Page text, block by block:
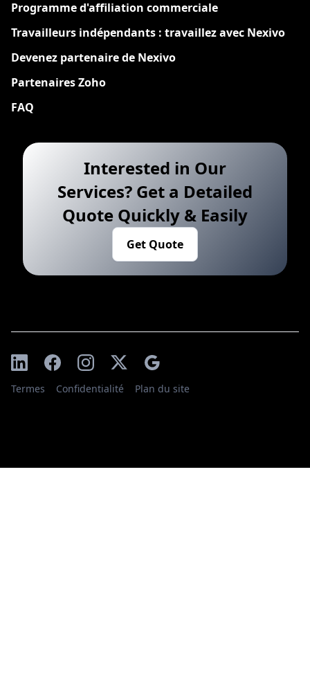
Programme d'affiliation commerciale
Travailleurs indépendants : travaillez avec Nexivo
Devenez partenaire de Nexivo
Partenaires Zoho
FAQ
Interested in Our
Services? Get a Detailed
Quote Quickly & Easily
Get Quote
Termes Confidentialité Plan du site